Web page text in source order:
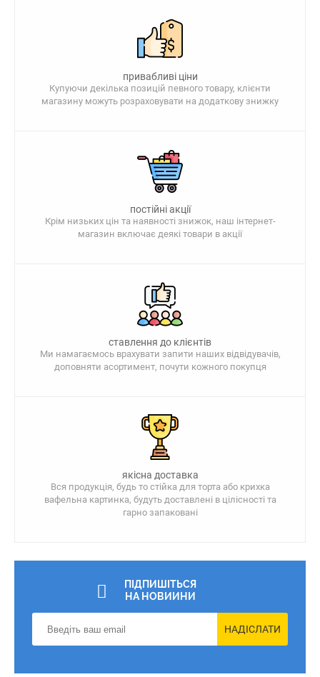
привабливі ціни
Купуючи декілька позицій певного товару, клієнти
магазину можуть розраховувати на додаткову знижку
постійні акції
Крім низьких цін та наявності знижок, наш інтернет-
магазин включає деякі товари в акції
ставлення до клієнтів
Ми намагаємось врахувати запити наших відвідувачів,
доповняти асортимент, почути кожного покупця
якісна доставка
Вся продукція, будь то стійка для торта або крихка
вафельна картинка, будуть доставлені в цілісності та
гарно запаковані
ПІДПИШІТЬСЯ
НА НОВИИНИ
НАДІСЛАТИ